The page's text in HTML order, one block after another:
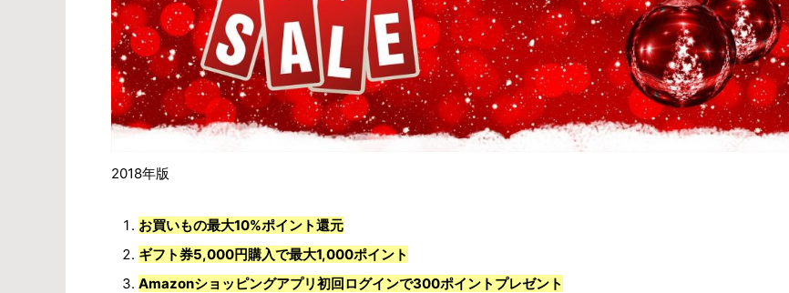
2018年版
お買いもの最大10%ポイント還元
ギフト券5,000円購入で最大1,000ポイント
Amazonショッピングアプリ初回ログインで300ポイントプレゼント